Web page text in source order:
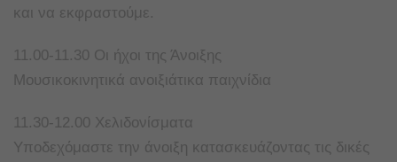
και να εκφραστούμε.
11.00-11.30 Οι ήχοι της Άνοιξης
Μουσικοκινητικά ανοιξιάτικα παιχνίδια
11.30-12.00 Χελιδονίσματα
Υποδεχόμαστε την άνοιξη κατασκευάζοντας τις δικές